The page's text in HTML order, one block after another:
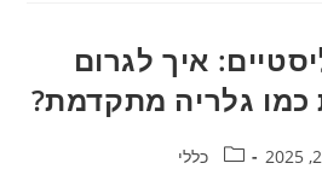
איך לגרום
כמו גלריה מתקדמת?
קטגוריה:
כללי